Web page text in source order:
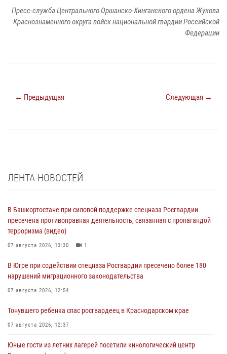
Пресс-служба Центрального Оршанско-Хинганского ордена Жукова
Краснознаменного округа войск национальной гвардии Российской
Федерации
← Предыдущая Следующая →
ЛЕНТА НОВОСТЕЙ
В Башкортостане при силовой поддержке спецназа Росгвардии
пресечена противоправная деятельность, связанная с пропагандой
терроризма (видео)
07 августа 2026, 13:30 1
В Югре при содействии спецназа Росгвардии пресечено более 180
нарушений миграционного законодательства
07 августа 2026, 12:54
Тонувшего ребенка спас росгвардеец в Краснодарском крае
07 августа 2026, 12:37
Юные гости из летних лагерей посетили кинологический центр